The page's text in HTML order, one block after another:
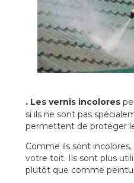
. Les vernis incolores
si ils ne sont pas
permettent de protéger
Comme ils sont
votre toit. Ils sont plus
plutôt que comme